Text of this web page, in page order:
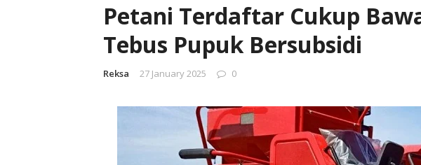
Petani Terdaftar Cukup
Tebus Pupuk Bersubsidi
Reksa 27 January 2025 0